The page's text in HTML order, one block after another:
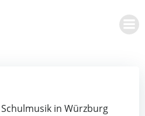
in Würzburg